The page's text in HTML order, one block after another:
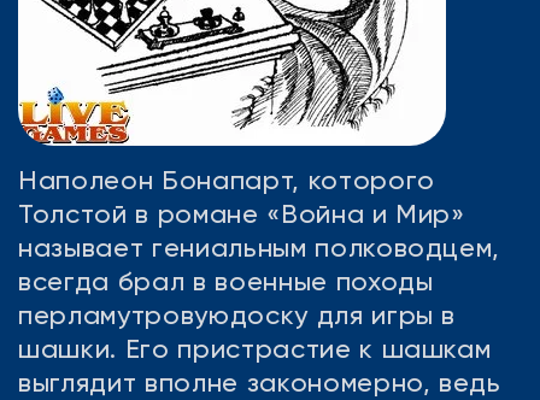
Наполеон Бонапарт, которого
Толстой в романе «Война и Мир»
называет гениальным полководцем,
всегда брал в военные походы
перламутровуюдоску для игры в
шашки. Его пристрастие к шашкам
выглядит вполне закономерно, ведь